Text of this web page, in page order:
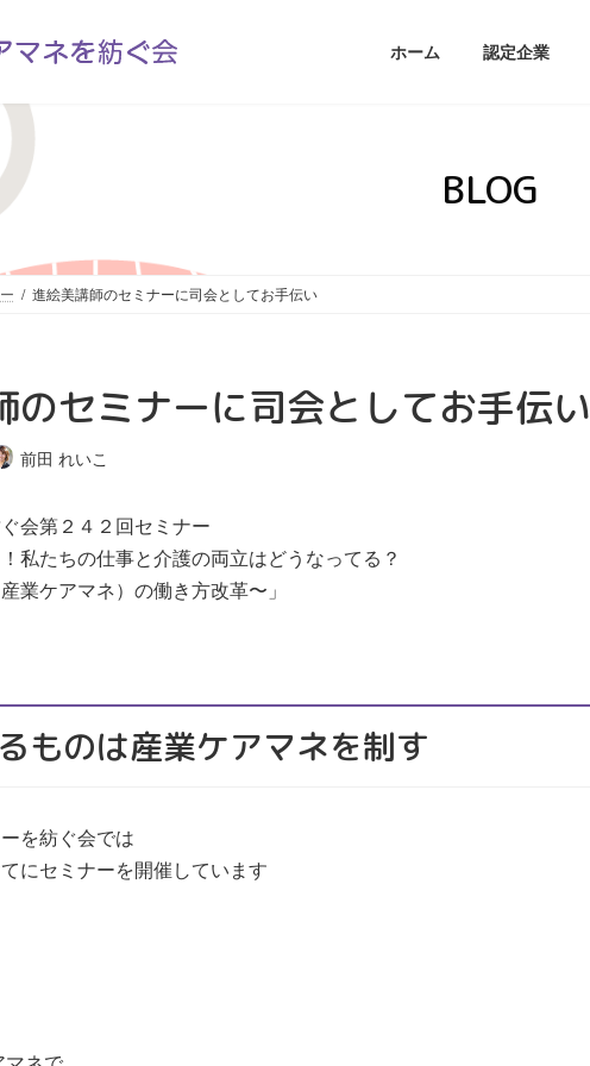
ホーム 認定企業
BLOG
進絵美講師のセミナーに司会としてお手伝い
のセミナーに司会としてお手伝い
前田 れいこ
会第２４２回セミナー
私たちの仕事と介護の両立はどうなってる？
業ケアマネ）の働き方改革〜」
ものは産業ケアマネを制す
を紡ぐ会では
にセミナーを開催しています